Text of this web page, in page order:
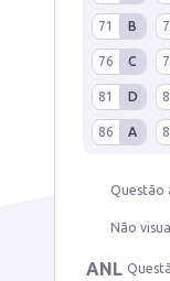
71 B
76 C
81 D
86 A
Questão
Não
ANL